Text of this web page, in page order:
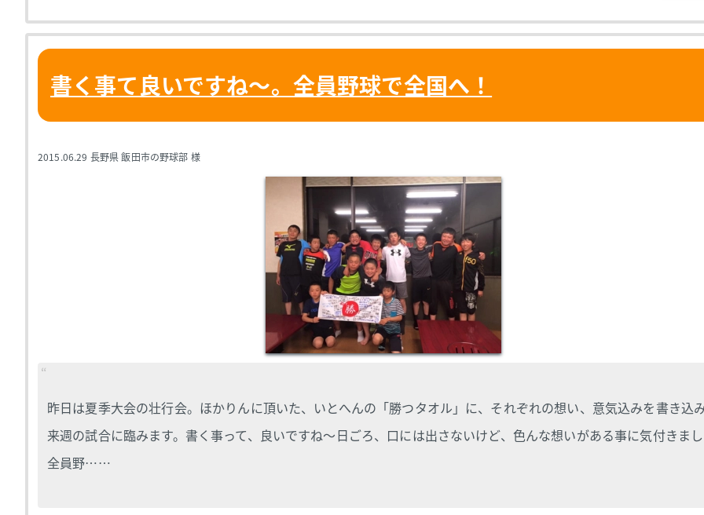
書く事て良いですね～。全員野球で全国へ！
2015.06.29 長野県 飯田市の野球部 様
昨日は夏季大会の壮行会。ほかりんに頂いた、いとへんの「勝つタオル」に、それぞれの想い、意気込みを書き込
来週の試合に臨みます。書く事って、良いですね〜日ごろ、口には出さないけど、色んな想いがある事に気付きま
全員野……